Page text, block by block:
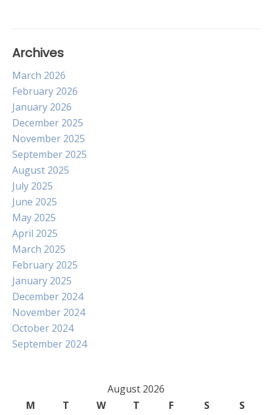
Archives
March 2026
February 2026
January 2026
December 2025
November 2025
September 2025
August 2025
July 2025
June 2025
May 2025
April 2025
March 2025
February 2025
January 2025
December 2024
November 2024
October 2024
September 2024
August 2026
M
T W T F S
S